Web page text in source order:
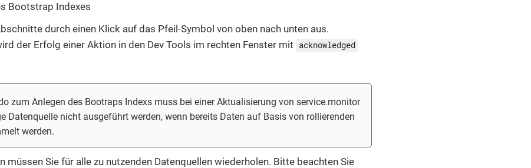
Bootstrap Indexes
durch einen Klick auf das Pfeil-Symbol von oben nach unten aus.
der Erfolg einer Aktion in den Dev Tools im rechten Fenster mit acknowledged
zum Anlegen des Bootraps Indexs muss bei einer Aktualisierung von service.monitor
Datenquelle nicht ausgeführt werden, wenn bereits Daten auf Basis von rollierenden
werden.
müssen Sie für alle zu nutzenden Datenquellen wiederholen. Bitte beachten Sie